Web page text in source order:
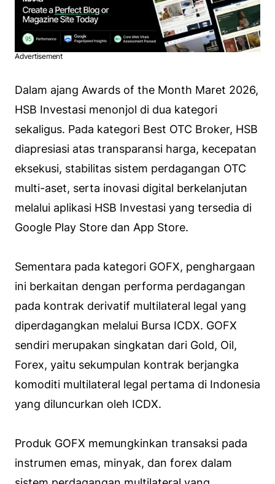
Advertisement
Dalam ajang Awards of the Month Maret 2026,
HSB Investasi menonjol di dua kategori
sekaligus. Pada kategori Best OTC Broker, HSB
diapresiasi atas transparansi harga, kecepatan
eksekusi, stabilitas sistem perdagangan OTC
multi-aset, serta inovasi digital berkelanjutan
melalui aplikasi HSB Investasi yang tersedia di
Google Play Store dan App Store.
Sementara pada kategori GOFX, penghargaan
ini berkaitan dengan performa perdagangan
pada kontrak derivatif multilateral legal yang
diperdagangkan melalui Bursa ICDX. GOFX
sendiri merupakan singkatan dari Gold, Oil,
Forex, yaitu sekumpulan kontrak berjangka
komoditi multilateral legal pertama di Indonesia
yang diluncurkan oleh ICDX.
Produk GOFX memungkinkan transaksi pada
instrumen emas, minyak, dan forex dalam